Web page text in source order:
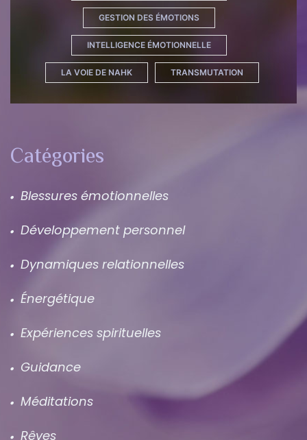
GESTION DES ÉMOTIONS
INTELLIGENCE ÉMOTIONNELLE
LA VOIE DE NAHK TRANSMUTATION
Catégories
Blessures émotionnelles
Développement personnel
Dynamiques relationnelles
Énergétique
Expériences spirituelles
Guidance
Méditations
Rêves